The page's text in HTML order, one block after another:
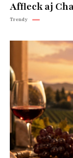
Affleck aj
Trendy